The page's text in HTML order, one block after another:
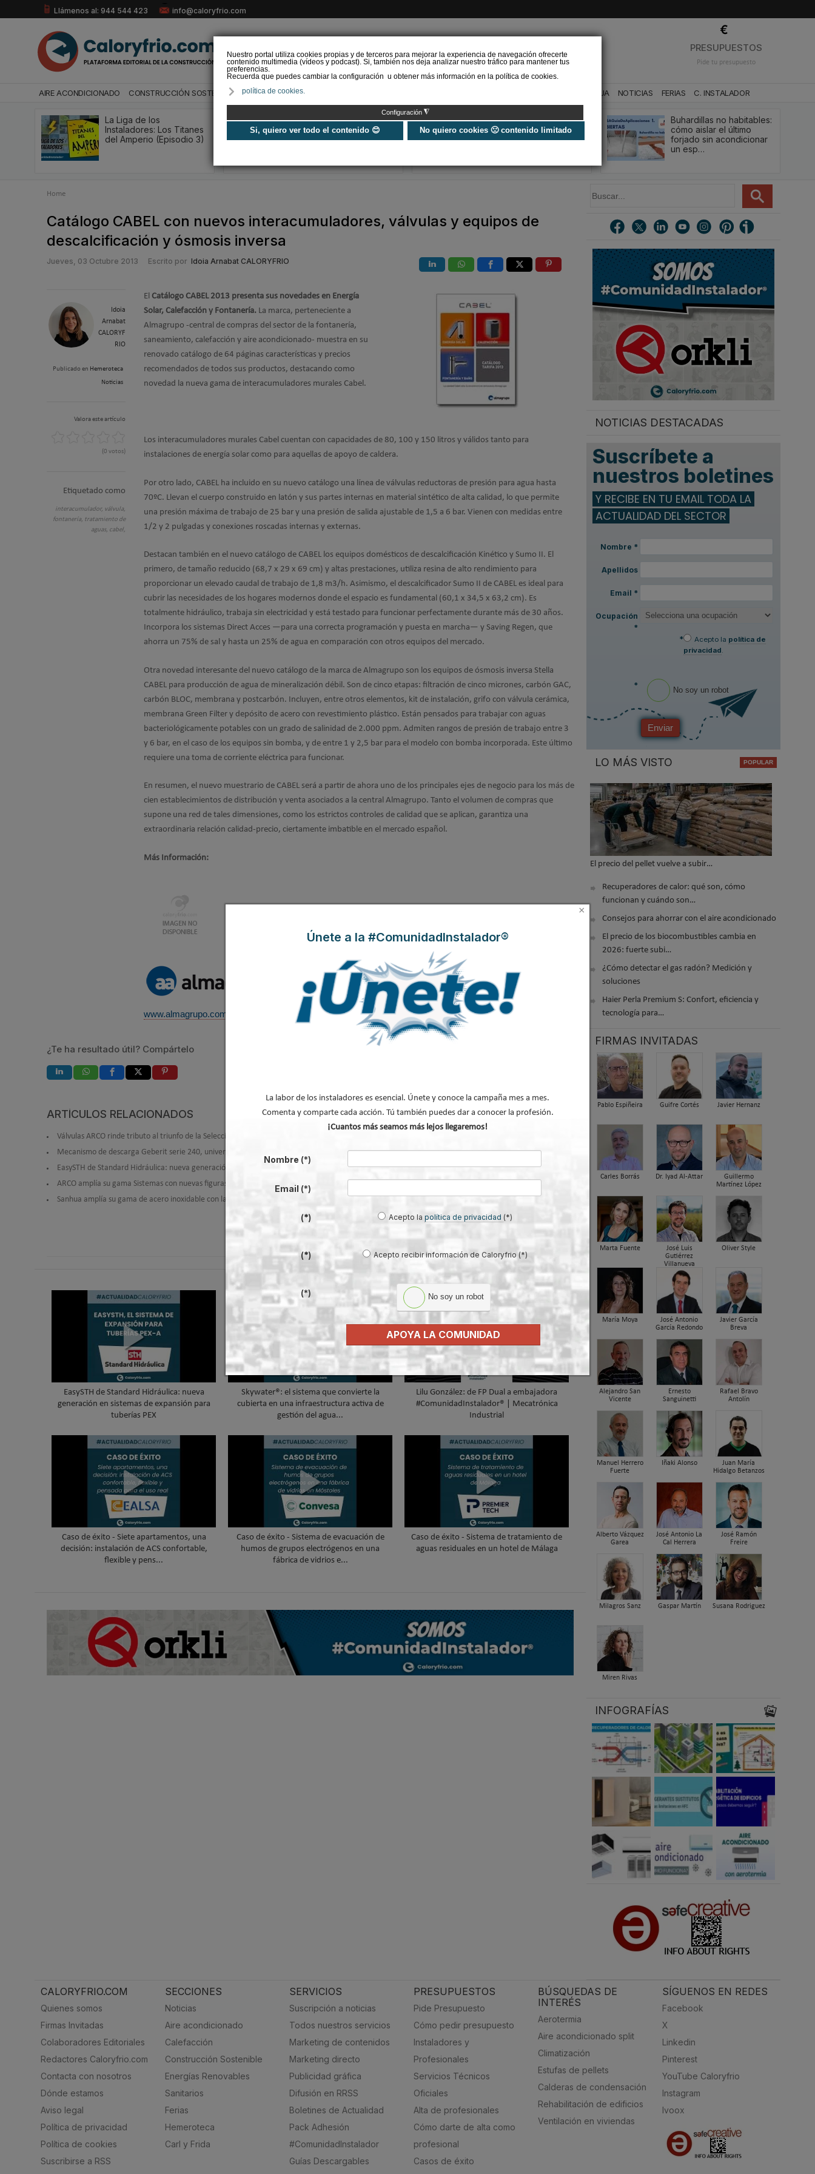
Nuestro portal utiliza cookies propias y de terceros para mejorar la experiencia de navegación ofrecerte
contenido multimedia (vídeos y podcast). Si, también nos deja analizar nuestro tráfico para mantener tus
preferencias.
Recuerda que puedes cambiar la configuración u obtener más información en la política de cookies.
política de cookies.
Configuración ◮
Si, quiero ver todo el contenido 😊 No quiero cookies 🙁 contenido limitado
Llámenos al: 944 544 423 info@caloryfrio.com
PRESUPUESTOS
Pide tu presupuesto
AIRE ACONDICIONADO CONSTRUCCIÓN SOSTENIBLE ENERGÍAS RENOVABLES BAÑO Y AGUA NOTICIAS FERIAS C. INSTALADOR
La Liga de los
Instaladores: Los Titanes
del Amperio (Episodio 3)
Universo Aniversario - Un
año, muchos momentos
Verifactu en
climatización: qué le va a
exigir la ley a tu
Buhardillas no habitables:
cómo aislar el último
forjado sin acondicionar
un esp…
Home
Catálogo CABEL con nuevos interacumuladores, válvulas y equipos de
descalcificación y ósmosis inversa
Jueves, 03 Octubre 2013 Escrito por Idoia Arnabat CALORYFRIO
Idoia
Arnabat
CALORYF
RIO
Publicado en Hemeroteca
Noticias
Valora este artículo
(0 votos)
Etiquetado como
interacumulador, válvula,
fontanería, tratamiento de
aguas, cabel,
El Catálogo CABEL 2013 presenta sus novedades en Energía
Solar, Calefacción y Fontanería. La marca, perteneciente a
Almagrupo -central de compras del sector de la fontanería,
saneamiento, calefacción y aire acondicionado- muestra en su
renovado catálogo de 64 páginas características y precios
recomendados de todos sus productos, destacando como
novedad la nueva gama de interacumuladores murales Cabel.
Los interacumuladores murales Cabel cuentan con capacidades de 80, 100 y 150 litros y válidos tanto para
instalaciones de energía solar como para aquellas de apoyo de caldera.
Por otro lado, CABEL ha incluido en su nuevo catálogo una línea de válvulas reductoras de presión para agua hasta
70ºC. Llevan el cuerpo construido en latón y sus partes internas en material sintético de alta calidad, lo que permite
una presión máxima de trabajo de 25 bar y una presión de salida ajustable de 1,5 a 6 bar. Vienen con medidas entre
1/2 y 2 pulgadas y conexiones roscadas internas y externas.
Destacan también en el nuevo catálogo de CABEL los equipos domésticos de descalcificación Kinético y Sumo II. El
primero, de tamaño reducido (68,7 x 29 x 69 cm) y altas prestaciones, utiliza resina de alto rendimiento para
proporcionar un elevado caudal de trabajo de 1,8 m3/h. Asimismo, el descalcificador Sumo II de CABEL es ideal para
cubrir las necesidades de los hogares modernos donde el espacio es fundamental (60,1 x 34,5 x 63,2 cm). Es
totalmente hidráulico, trabaja sin electricidad y está testado para funcionar perfectamente durante más de 30 años.
Incorpora los sistemas Direct Acces —para una correcta programación y puesta en marcha— y Saving Regen, que
ahorra un 75% de sal y hasta un 25% de agua en comparación con otros equipos del mercado.
Otra novedad interesante del nuevo catálogo de la marca de Almagrupo son los equipos de ósmosis inversa Stella
CABEL para producción de agua de mineralización débil. Son de cinco etapas: filtración de cinco micrones, carbón GAC,
carbón BLOC, membrana y postcarbón. Incluyen, entre otros elementos, kit de instalación, grifo con válvula cerámica,
membrana Green Filter y depósito de acero con revestimiento plástico. Están pensados para trabajar con aguas
bacteriológicamente potables con un grado de salinidad de 2.000 ppm. Admiten rangos de presión de trabajo entre 3
y 6 bar, en el caso de los equipos sin bomba, y de entre 1 y 2,5 bar para el modelo con bomba incorporada. Este último
requiere una toma de corriente eléctrica para funcionar.
En resumen, el nuevo muestrario de CABEL será a partir de ahora uno de los principales ejes de negocio para los más de
cien establecimientos de distribución y venta asociados a la central Almagrupo. Tanto el volumen de compras que
supone una red de tales dimensiones, como los estrictos controles de calidad que se aplican, garantiza una
extraordinaria relación calidad-precio, ciertamente imbatible en el mercado español.
Más Información:
www.almagrupo.com
Modificado por última vez enMartes, 20 Mayo 2014 12:45
¿Te ha resultado útil? Compártelo
ARTÍCULOS RELACIONADOS
Válvulas ARCO rinde tributo al triunfo de la Selección vistiendo de gala dos de sus productos insignia
Mecanismo de descarga Geberit serie 240, universal y muy fácil de instalar
EasySTH de Standard Hidráulica: nueva generación en sistemas de expansión para tuberías PEX
ARCO amplía su gama Sistemas con nuevas figuras de PPSU press
Sanhua amplía su gama de acero inoxidable con las válvulas de bola GBV
EasySTH de Standard Hidráulica: nueva
generación en sistemas de expansión para
tuberías PEX
Skywater®: el sistema que convierte la
cubierta en una infraestructura activa de
gestión del agua...
Lilu González: de FP Dual a embajadora
#ComunidadInstalador® | Mecatrónica
Industrial
Caso de éxito - Siete apartamentos, una
decisión: instalación de ACS confortable,
flexible y pens...
Caso de éxito - Sistema de evacuación de
humos de grupos electrógenos en una
fábrica de vidrios e...
Caso de éxito - Sistema de tratamiento de
aguas residuales en un hotel de Málaga
u
r
NOTICIAS DESTACADAS
Suscríbete a
nuestros boletines
Y RECIBE EN TU EMAIL TODA LA
ACTUALIDAD DEL SECTOR
Nombre *
Apellidos
Email *
Ocupación
*
*
Acepto la política de
privacidad.
* No soy un robot
Enviar
LO MÁS VISTO
El precio del pellet vuelve a subir…
Recuperadores de calor: qué son, cómo
funcionan y cuándo son…
Consejos para ahorrar con el aire acondicionado
El precio de los biocombustibles cambia en
2026: fuerte subi…
¿Cómo detectar el gas radón? Medición y
soluciones
Haier Perla Premium S: Confort, eficiencia y
tecnología para…
FIRMAS INVITADAS
Pablo Espiñeira Guifre Cortés Javier Hernanz
Carles Borrás Dr. Iyad Al-Attar
Guillermo
Martínez López
Marta Fuente
José Luis
Gutiérrez
Villanueva
Oliver Style
María Moya
José Antonio
García Redondo
Javier García
Breva
Alejandro San
Vicente
Ernesto
Sanguinetti
Rafael Bravo
Antolín
Manuel Herrero
Fuerte
Iñaki Alonso
Juan María
Hidalgo Betanzos
Alberto Vázquez
Garea
José Antonio La
Cal Herrera
José Ramón
Freire
Milagros Sanz Gaspar Martín Susana Rodriguez
Miren Rivas
INFOGRAFÍAS
CALORYFRIO.COM
Quienes somos
Firmas Invitadas
Colaboradores Editoriales
Redactores Caloryfrio.com
Contacta con nosotros
Dónde estamos
Aviso legal
Política de privacidad
Política de cookies
Suscribirse a RSS
SECCIONES
Noticias
Aire acondicionado
Calefacción
Construcción Sostenible
Energías Renovables
Sanitarios
Ferias
Hemeroteca
Carl y Frida
SERVICIOS
Suscripción a noticias
Todos nuestros servicios
Marketing de contenidos
Marketing directo
Publicidad gráfica
Difusión en RRSS
Boletines de Actualidad
Pack Adhesión
#ComunidadInstalador
Guías Descargables
PRESUPUESTOS
Pide Presupuesto
Cómo pedir presupuesto
Instaladores y
Profesionales
Servicios Técnicos
Oficiales
Alta de profesionales
Cómo darte de alta como
profesional
Casos de éxito
BÚSQUEDAS DE
INTERÉS
Aerotermia
Aire acondicionado split
Climatización
Estufas de pellets
Calderas de condensación
Rehabilitación de edificios
Ventilación en viviendas
SÍGUENOS EN REDES
Facebook
X
Linkedin
Pinterest
YouTube Caloryfrio
Instagram
Ivoox
×
Únete a la #ComunidadInstalador®
La labor de los instaladores es esencial. Únete y conoce la campaña mes a mes.
Comenta y comparte cada acción. Tú también puedes dar a conocer la profesión.
¡Cuantos más seamos más lejos llegaremos!
Nombre (*)
Email (*)
(*) Acepto lapolítica de privacidad (*)
(*) Acepto recibir información de Caloryfrio (*)
(*) No soy un robot
APOYA LA COMUNIDAD